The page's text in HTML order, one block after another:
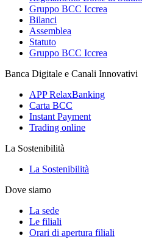
Gruppo BCC Iccrea
Bilanci
Assemblea
Statuto
Gruppo BCC Iccrea
Banca Digitale e Canali Innovativi
APP RelaxBanking
Carta BCC
Instant Payment
Trading online
La Sostenibilità
La Sostenibilità
Dove siamo
La sede
Le filiali
Orari di apertura filiali